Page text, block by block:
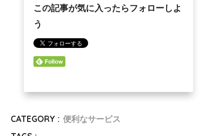
この記事が気に入ったらフォローしよ
う
CATEGORY : 便利なサービス